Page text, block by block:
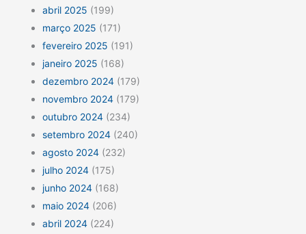
abril 2025 (199)
março 2025 (171)
fevereiro 2025 (191)
janeiro 2025 (168)
dezembro 2024 (179)
novembro 2024 (179)
outubro 2024 (234)
setembro 2024 (240)
agosto 2024 (232)
julho 2024 (175)
junho 2024 (168)
maio 2024 (206)
abril 2024 (224)